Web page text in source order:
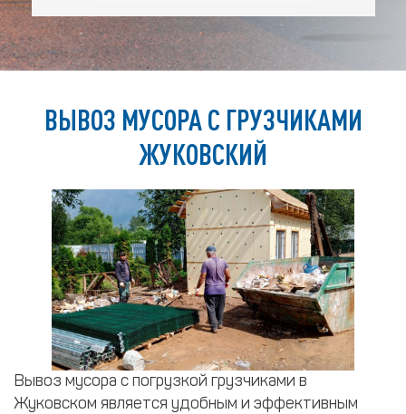
ВЫВОЗ МУСОРА С ГРУЗЧИКАМИ
ЖУКОВСКИЙ
Вывоз мусора с погрузкой грузчиками в
Жуковском является удобным и эффективным